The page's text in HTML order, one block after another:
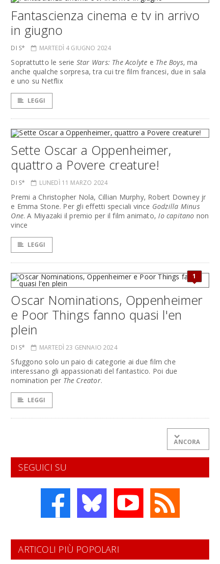
Fantascienza cinema e tv in arrivo
in giugno
DI S* MARTEDÌ 4 GIUGNO 2024
Soprattutto le serie Star Wars: The Acolyte e The Boys, ma
anche qualche sorpresa, tra cui tre film francesi, due in sala
e uno su Netflix
LEGGI
Sette Oscar a Oppenheimer,
quattro a Povere creature!
DI S* LUNEDÌ 11 MARZO 2024
Premi a Christopher Nola, Cillian Murphy, Robert Downey jr
e Emma Stone. Per gli effetti speciali vince Godzilla Minus
One. A Miyazaki il premio per il film animato,Io capitano non
vince
LEGGI
1
Oscar Nominations, Oppenheimer
e Poor Things fanno quasi l'en
plein
DI S* MARTEDÌ 23 GENNAIO 2024
Sfuggono solo un paio di categorie ai due film che
interessano gli appassionati del fantastico. Poi due
nomination per The Creator.
LEGGI
ANCORA
SEGUICI SU
ARTICOLI PIÙ POPOLARI